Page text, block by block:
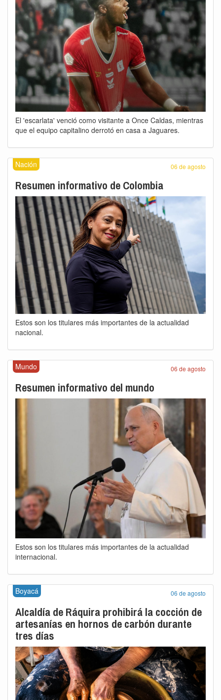
El 'escarlata' venció como visitante a Once Caldas, mientras
que el equipo capitalino derrotó en casa a Jaguares.
Nación 06 de agosto
Resumen informativo de Colombia
Estos son los titulares más importantes de la actualidad
nacional.
Mundo 06 de agosto
Resumen informativo del mundo
Estos son los titulares más importantes de la actualidad
internacional.
Boyacá 06 de agosto
Alcaldía de Ráquira prohibirá la cocción de
artesanías en hornos de carbón durante
tres días